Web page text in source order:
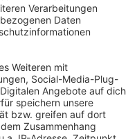
Sie der
um dieses
Consent